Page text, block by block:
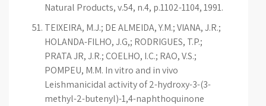
Natural Products, v.54, n.4, p.1102-1104, 1991.
TEIXEIRA, M.J.; DE ALMEIDA, Y.M.; VIANA, J.R.;
HOLANDA-FILHO, J.G,; RODRIGUES, T.P.;
PRATA JR, J.R.; COELHO, I.C.; RAO, V.S.;
POMPEU, M.M. In vitro and in vivo
Leishmanicidal activity of 2-hydroxy-3-(3-
methyl-2-butenyl)-1,4-naphthoquinone